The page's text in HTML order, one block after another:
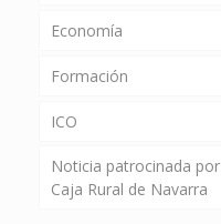
Economía
Formación
ICO
Noticia patrocinada por
Caja Rural de Navarra